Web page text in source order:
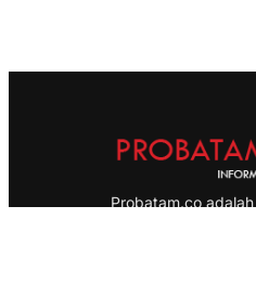
Probatam.co